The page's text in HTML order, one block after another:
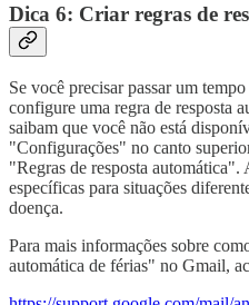
Dica 6: Criar regras de
Se você precisar passar um
configure uma regra de resposta
saibam que você não está
"Configurações" no canto
"Regras de resposta
específicas para situações
doença.
Para mais informações sobre
automática de férias" no Gmail,